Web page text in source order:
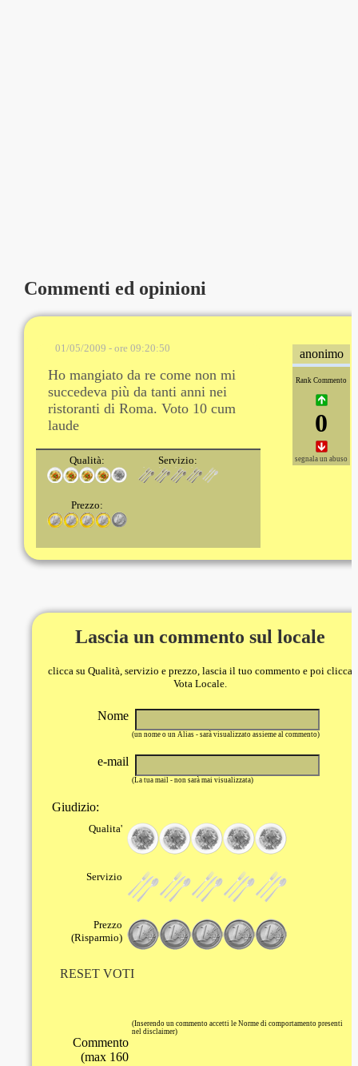
Commenti ed opinioni
01/05/2009 - ore 09:20:50
Ho mangiato da re come non mi
succedeva più da tanti anni nei
ristoranti di Roma. Voto 10 cum
laude
Qualità: Servizio:
Prezzo:
anonimo
Rank Commento
0
segnala un abuso
Lascia un commento sul locale
clicca su Qualità, servizio e prezzo, lascia il tuo commento e poi clicca
Vota Locale.
Nome
(un nome o un Alias - sarà visualizzato assieme al commento)
e-mail
(La tua mail - non sarà mai visualizzata)
Giudizio:
Qualita'
Servizio
Prezzo
(Risparmio)
RESET VOTI
(Inserendo un commento accetti le Norme di comportamento presenti
nel disclaimer)
Commento
(max 160